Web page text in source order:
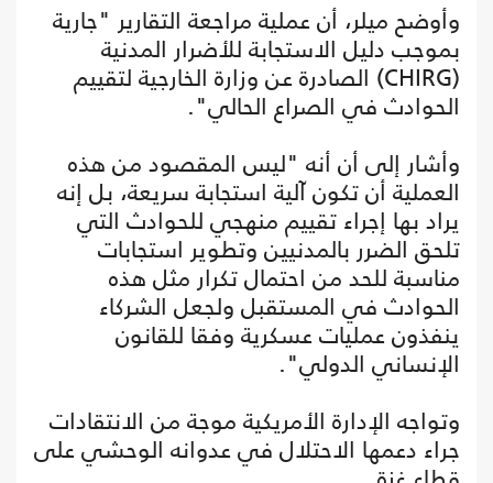
وأوضح ميلر، أن عملية مراجعة التقارير "جارية
بموجب دليل الاستجابة للأضرار المدنية
(CHIRG) الصادرة عن وزارة الخارجية لتقييم
الحوادث في الصراع الحالي".
وأشار إلى أن أنه "ليس المقصود من هذه
العملية أن تكون آلية استجابة سريعة، بل إنه
يراد بها إجراء تقييم منهجي للحوادث التي
تلحق الضرر بالمدنيين وتطوير استجابات
مناسبة للحد من احتمال تكرار مثل هذه
الحوادث في المستقبل ولجعل الشركاء
ينفذون عمليات عسكرية وفقا للقانون
الإنساني الدولي".
وتواجه الإدارة الأمريكية موجة من الانتقادات
جراء دعمها الاحتلال في عدوانه الوحشي على